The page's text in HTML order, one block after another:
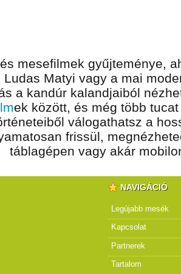
mesefilmek gyűjteménye,
Ludas Matyi vagy a mai
a kandúr kalandjaiból
ek között, és még több
válogathatsz a
frissül,
táblagépen vagy akár
NAVIGÁCIÓ
Legújabb mesék
Kapcsolat
Partnerek
Tartalom